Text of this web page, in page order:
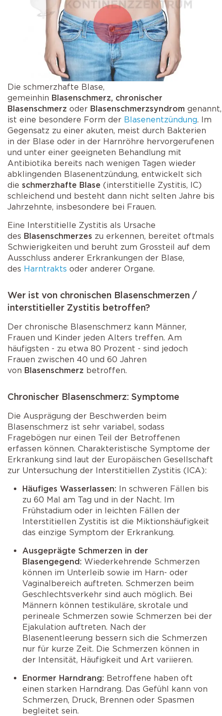
Die schmerzhafte Blase,
gemeinhin Blasenschmerz, chronischer
Blasenschmerz oder Blasenschmerzsyndrom genannt,
ist eine besondere Form der Blasenentzündung. Im
Gegensatz zu einer akuten, meist durch Bakterien
in der Blase oder in der Harnröhre hervorgerufenen
und unter einer geeigneten Behandlung mit
Antibiotika bereits nach wenigen Tagen wieder
abklingenden Blasenentzündung, entwickelt sich
die schmerzhafte Blase (interstitielle Zystitis, IC)
schleichend und besteht dann nicht selten Jahre bis
Jahrzehnte, insbesondere bei Frauen.
Eine Interstitielle Zystitis als Ursache
des Blasenschmerzes zu erkennen, bereitet oftmals
Schwierigkeiten und beruht zum Grossteil auf dem
Ausschluss anderer Erkrankungen der Blase,
des Harntrakts oder anderer Organe.
Wer ist von chronischen Blasenschmerzen /
interstitieller Zystitis betroffen?
Der chronische Blasenschmerz kann Männer,
Frauen und Kinder jeden Alters treffen. Am
häufigsten - zu etwa 80 Prozent - sind jedoch
Frauen zwischen 40 und 60 Jahren
von Blasenschmerz betroffen.
Chronischer Blasenschmerz: Symptome
Die Ausprägung der Beschwerden beim
Blasenschmerz ist sehr variabel, sodass
Fragebögen nur einen Teil der Betroffenen
erfassen können. Charakteristische Symptome der
Erkrankung sind laut der Europäischen Gesellschaft
zur Untersuchung der Interstitiellen Zystitis (ICA):
Häufiges Wasserlassen: In schweren Fällen bis
zu 60 Mal am Tag und in der Nacht. Im
Frühstadium oder in leichten Fällen der
Interstitiellen Zystitis ist die Miktionshäufigkeit
das einzige Symptom der Erkrankung.
Ausgeprägte Schmerzen in der
Blasengegend: Wiederkehrende Schmerzen
können im Unterleib sowie im Harn- oder
Vaginalbereich auftreten. Schmerzen beim
Geschlechtsverkehr sind auch möglich. Bei
Männern können testikuläre, skrotale und
perineale Schmerzen sowie Schmerzen bei der
Ejakulation auftreten. Nach der
Blasenentleerung bessern sich die Schmerzen
nur für kurze Zeit. Die Schmerzen können in
der Intensität, Häufigkeit und Art variieren.
Enormer Harndrang: Betroffene haben oft
einen starken Harndrang. Das Gefühl kann von
Schmerzen, Druck, Brennen oder Spasmen
begleitet sein.